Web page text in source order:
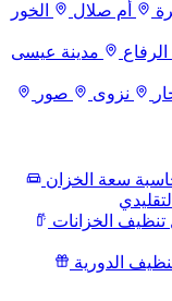
أم صلال
الخور
الرفاع
مدينة عيسى
نزوى
صور
سعة الخزان
تنظيف الخزانات
الدورية